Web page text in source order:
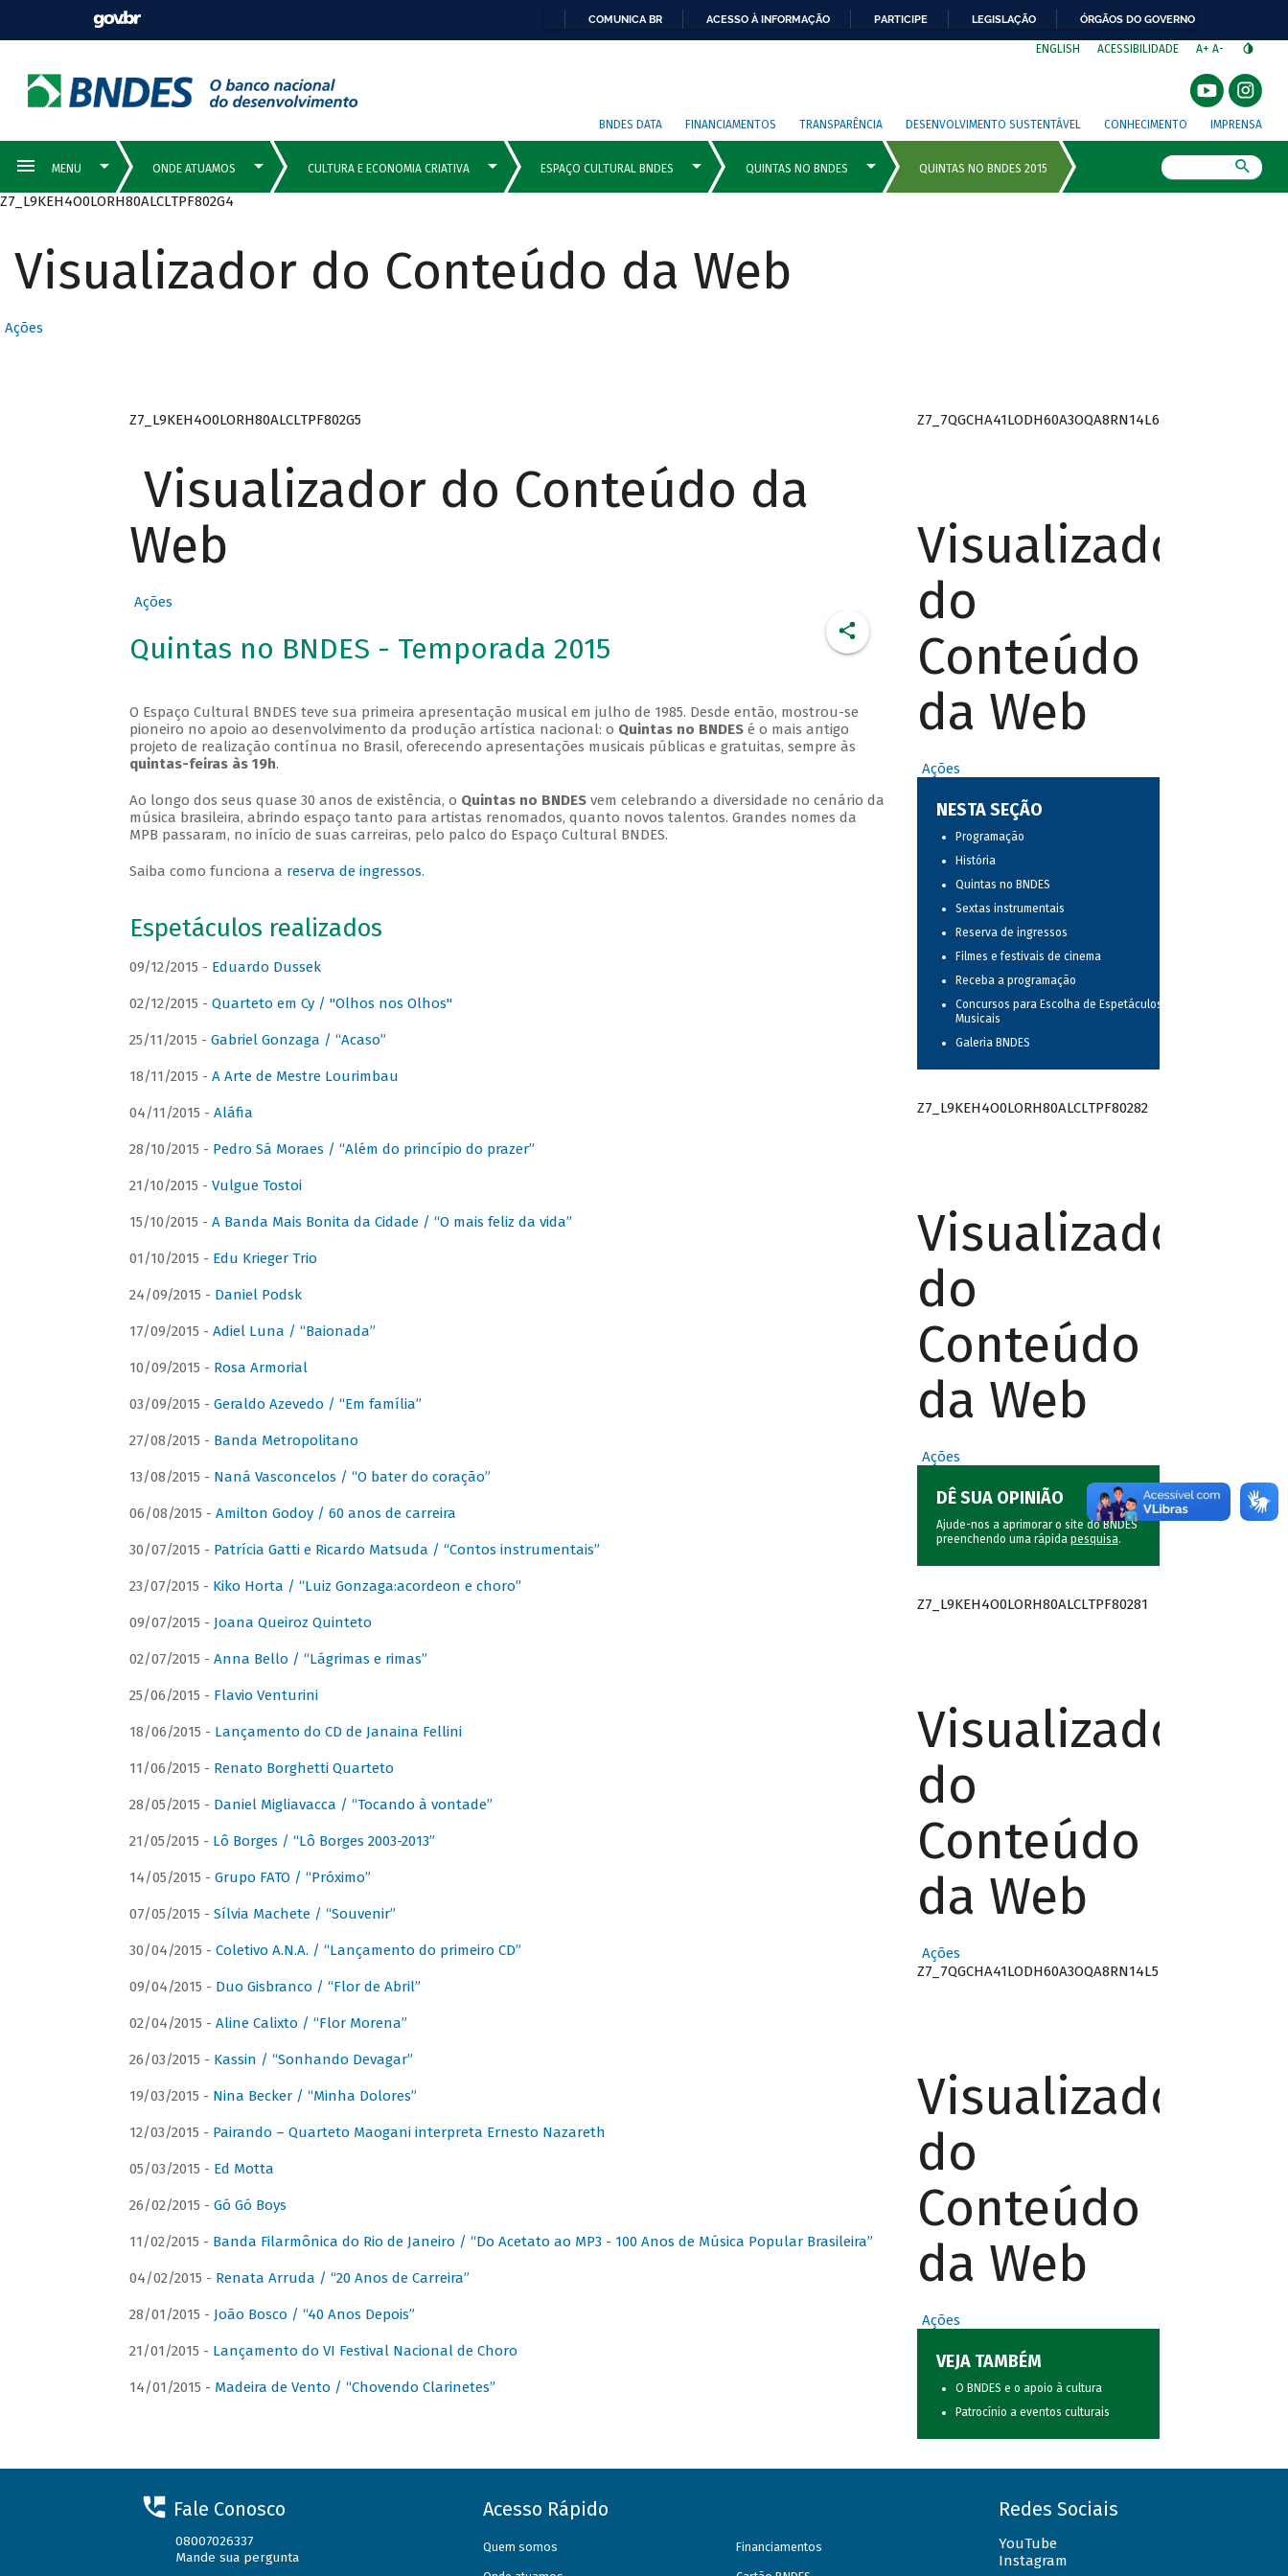
COMUNICA BR ACESSO À INFORMAÇÃO PARTICIPE LEGISLAÇÃO ÓRGÃOS DO GOVERNO
ENGLISH ACESSIBILIDADE A+ A-
BNDES DATA FINANCIAMENTOS TRANSPARÊNCIA DESENVOLVIMENTO SUSTENTÁVEL CONHECIMENTO IMPRENSA
Z7_L9KEH4O0LORH80ALCLTPF802G4
Visualizador do Conteúdo da Web
Ações
Z7_L9KEH4O0LORH80ALCLTPF802G5
Visualizador do Conteúdo da
Web
Ações
Quintas no BNDES - Temporada 2015
O Espaço Cultural BNDES teve sua primeira apresentação musical em julho de 1985. Desde então, mostrou-se
pioneiro no apoio ao desenvolvimento da produção artística nacional: o Quintas no BNDESé o mais antigo
projeto de realização contínua no Brasil, oferecendo apresentações musicais públicas e gratuitas, sempre às
quintas-feiras às 19h.
Ao longo dos seus quase 30 anos de existência, o Quintas no BNDESvem celebrando a diversidade no cenário da
música brasileira, abrindo espaço tanto para artistas renomados, quanto novos talentos. Grandes nomes da
MPB passaram, no início de suas carreiras, pelo palco do Espaço Cultural BNDES.
Saiba como funciona a reserva de ingressos.
Espetáculos realizados
09/12/2015 - Eduardo Dussek
02/12/2015 - Quarteto em Cy / "Olhos nos Olhos"
25/11/2015 - Gabriel Gonzaga / “Acaso”
18/11/2015 - A Arte de Mestre Lourimbau
04/11/2015 - Aláfia
28/10/2015 - Pedro Sá Moraes / “Além do princípio do prazer”
21/10/2015 - Vulgue Tostoi
15/10/2015 - A Banda Mais Bonita da Cidade / “O mais feliz da vida”
01/10/2015 - Edu Krieger Trio
24/09/2015 - Daniel Podsk
17/09/2015 - Adiel Luna / “Baionada”
10/09/2015 - Rosa Armorial
03/09/2015 - Geraldo Azevedo / “Em família”
27/08/2015 - Banda Metropolitano
13/08/2015 - Naná Vasconcelos / “O bater do coração”
06/08/2015 - Amilton Godoy / 60 anos de carreira
30/07/2015 - Patrícia Gatti e Ricardo Matsuda / “Contos instrumentais”
23/07/2015 - Kiko Horta / “Luiz Gonzaga:acordeon e choro”
09/07/2015 - Joana Queiroz Quinteto
02/07/2015 - Anna Bello / “Lágrimas e rimas”
25/06/2015 - Flavio Venturini
18/06/2015 - Lançamento do CD de Janaina Fellini
11/06/2015 - Renato Borghetti Quarteto
28/05/2015 - Daniel Migliavacca / “Tocando à vontade”
21/05/2015 - Lô Borges / “Lô Borges 2003-2013”
14/05/2015 - Grupo FATO / “Próximo”
07/05/2015 - Sílvia Machete / “Souvenir”
30/04/2015 - Coletivo A.N.A. / “Lançamento do primeiro CD”
09/04/2015 - Duo Gisbranco / “Flor de Abril”
02/04/2015 - Aline Calixto / “Flor Morena”
26/03/2015 - Kassin / “Sonhando Devagar”
19/03/2015 - Nina Becker / “Minha Dolores”
12/03/2015 - Pairando – Quarteto Maogani interpreta Ernesto Nazareth
05/03/2015 - Ed Motta
26/02/2015 - Gó Gó Boys
11/02/2015 - Banda Filarmônica do Rio de Janeiro / “Do Acetato ao MP3 - 100 Anos de Música Popular Brasileira”
04/02/2015 - Renata Arruda / “20 Anos de Carreira”
28/01/2015 - João Bosco / “40 Anos Depois”
21/01/2015 - Lançamento do VI Festival Nacional de Choro
14/01/2015 - Madeira de Vento / “Chovendo Clarinetes”
Z7_7QGCHA41LODH60A3OQA8RN14L6
Visualizador
do
Conteúdo
da Web
Ações
NESTA SEÇÃO
Programação
História
Quintas no BNDES
Sextas instrumentais
Reserva de ingressos
Filmes e festivais de cinema
Receba a programação
Concursos para Escolha de Espetáculos
Musicais
Galeria BNDES
Z7_L9KEH4O0LORH80ALCLTPF80282
Visualizador
do
Conteúdo
da Web
Ações
DÊ SUA OPINIÃO
Ajude-nos a aprimorar o site do BNDES
preenchendo uma rápida pesquisa.
Z7_L9KEH4O0LORH80ALCLTPF80281
Visualizador
do
Conteúdo
da Web
Ações
Z7_7QGCHA41LODH60A3OQA8RN14L5
Visualizador
do
Conteúdo
da Web
Ações
VEJA TAMBÉM
O BNDES e o apoio à cultura
Patrocínio a eventos culturais
Fale Conosco
08007026337
Mande sua pergunta
Acesso Rápido
Quem somos Financiamentos
Redes Sociais
YouTube
Instagram